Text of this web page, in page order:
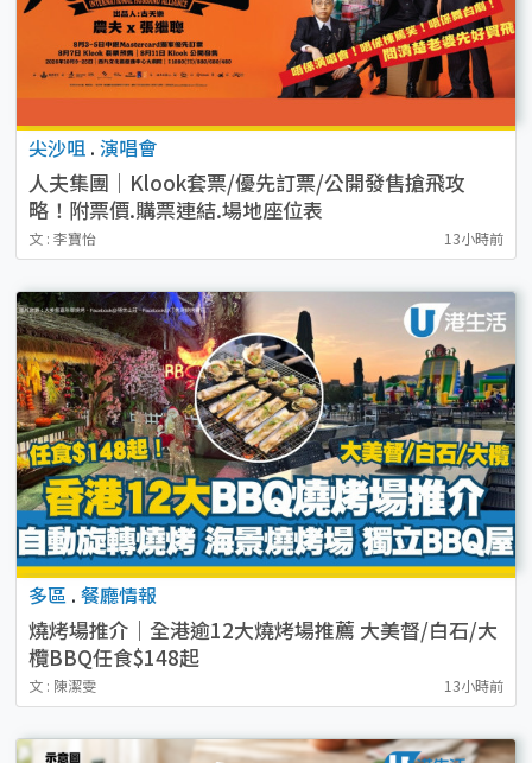
尖沙咀 . 演唱會
人夫集團｜Klook套票/優先訂票/公開發售搶飛攻
略！附票價.購票連結.場地座位表
文 : 李寶怡 13小時前
多區 . 餐廳情報
燒烤場推介｜全港逾12大燒烤場推薦 大美督/白石/大
欖BBQ任食$148起
文 : 陳潔雯 13小時前